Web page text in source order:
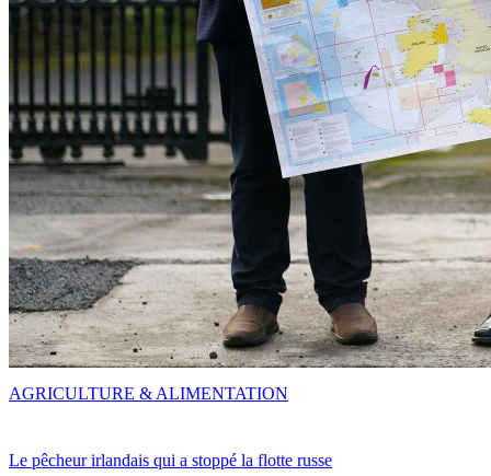
Le pêcheur irlandais qui a stoppé la flotte russe
AGRICULTURE & ALIMENTATION